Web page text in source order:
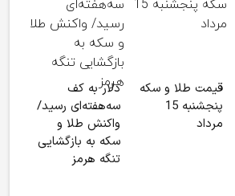
قیمت طلا و سکه
پنجشنبه 15
مرداد
دلار به کف
سه‌هفته‌ای رسید/
واکنش طلا و
سکه به بازگشایی
تنگه هرمز